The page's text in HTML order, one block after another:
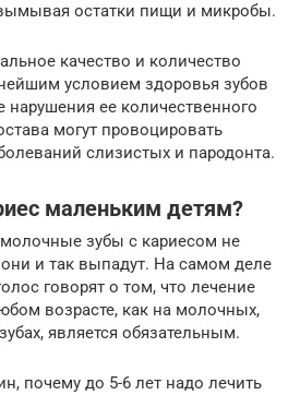
остатки пищи и микробы.
качество и количество
условием здоровья зубов
ее количественного
могут провоцировать
слизистых и пародонта.
маленьким детям?
зубы с кариесом не
и так выпадут. На самом деле
говорят о том, что лечение
возрасте, как на молочных,
является обязательным.
почему до 5-6 лет надо лечить